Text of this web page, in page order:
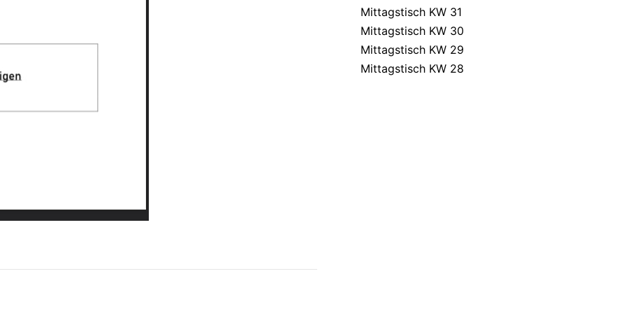
Mittagstisch KW 31
Mittagstisch KW 30
Mittagstisch KW 29
Mittagstisch KW 28